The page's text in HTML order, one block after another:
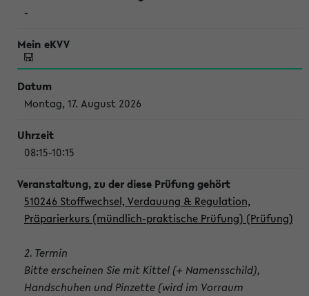
-
Montag, 17. August 2026
08:15-10:15
510246 Stoffwechsel, Verdauung & Regulation,
Präparierkurs (mündlich-praktische Prüfung) (Prüfung)
2. Termin
Bitte erscheinen Sie mit Kittel (+ Namensschild),
Handschuhen und Pinzette (wird im Vorraum